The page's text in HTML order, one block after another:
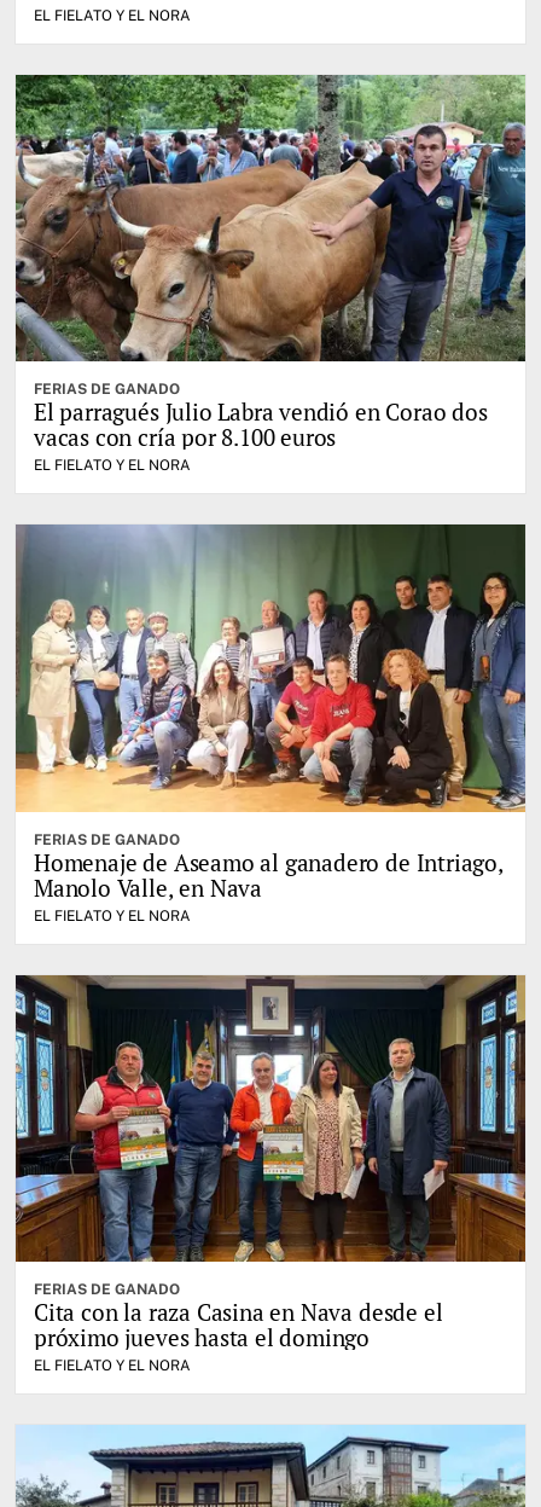
EL FIELATO Y EL NORA
FERIAS DE GANADO
El parragués Julio Labra vendió en Corao dos
vacas con cría por 8.100 euros
EL FIELATO Y EL NORA
FERIAS DE GANADO
Homenaje de Aseamo al ganadero de Intriago,
Manolo Valle, en Nava
EL FIELATO Y EL NORA
FERIAS DE GANADO
Cita con la raza Casina en Nava desde el
próximo jueves hasta el domingo
EL FIELATO Y EL NORA